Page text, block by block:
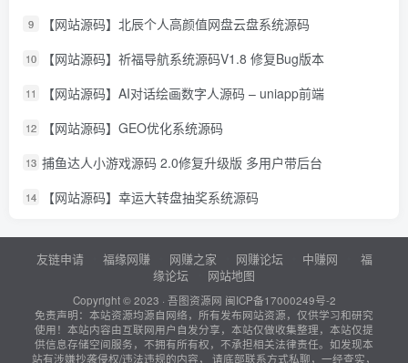
9 【网站源码】北辰个人高颜值网盘云盘系统源码
10 【网站源码】祈福导航系统源码V1.8 修复Bug版本
11 【网站源码】AI对话绘画数字人源码 – uniapp前端
12 【网站源码】GEO优化系统源码
13 捕鱼达人小游戏源码 2.0修复升级版 多用户带后台
14 【网站源码】幸运大转盘抽奖系统源码
友链申请 福缘网赚 网赚之家 网赚论坛 中赚网
福
缘论坛
网站地图
Copyright © 2023 · 吾图资源网 闽ICP备17000249号-2
免责声明：本站资源均源自网络，所有发布网站资源，仅供学习和研究
使用！本站内容由互联网用户自发分享，本站仅做收集整理，本站仅提
供信息存储空间服务，不拥有所有权，不承担相关法律责任。如发现本
站有涉嫌抄袭侵权/违法违规的内容， 请底部联系方式私聊，一经查实，